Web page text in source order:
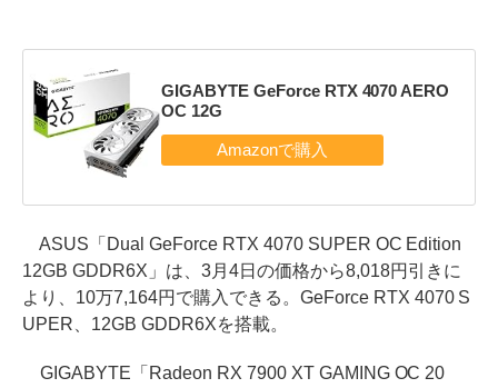
GIGABYTE GeForce RTX 4070 AERO
OC 12G
ASUS「Dual GeForce RTX 4070 SUPER OC Edition
12GB GDDR6X」は、3月4日の価格から8,018円引きに
より、10万7,164円で購入できる。GeForce RTX 4070 S
UPER、12GB GDDR6Xを搭載。
GIGABYTE「Radeon RX 7900 XT GAMING OC 20